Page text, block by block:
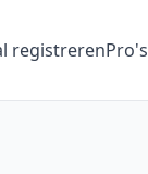
registrerenPro's